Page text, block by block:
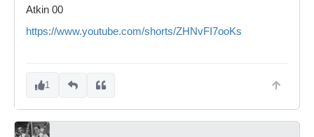
Atkin 00
https://www.youtube.com/shorts/ZHNvFI7ooKs
1